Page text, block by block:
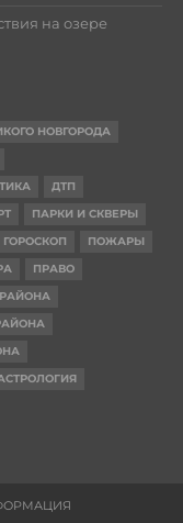
на озере
НОВГОРОДА
ДТП
ПАРКИ И СКВЕРЫ
ГОРОСКОП
ПОЖАРЫ
ПРАВО